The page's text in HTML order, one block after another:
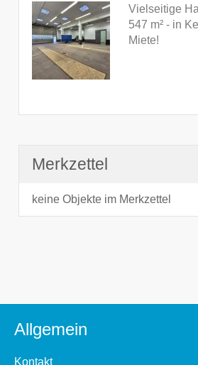
Vielseitige
547 m² - in
Miete!
Merkzettel
keine Objekte im Merkzettel
Allgemein
Kontakt